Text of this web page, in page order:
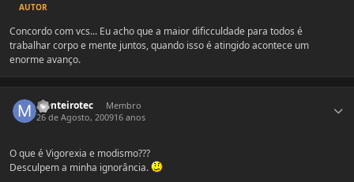
AUTOR
Concordo com vcs... Eu acho que a maior dificculdade para todos é
trabalhar corpo e mente juntos, quando isso é atingido acontece um
enorme avanço.
Monteirotec
Membro
26 de Agosto, 200916 anos
O que é Vigorexia e modismo???
Desculpem a minha ignorância.